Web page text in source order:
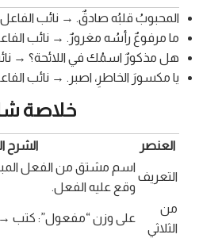
المحبوبُ قلبُه صادقٌ. → نائب الفاعل
ما مرفوعٌ رأسُه مغرورٌ. → نائب
هل مذكورٌ اسمُك في اللائحة؟ →
يا مكسورَ الخاطرِ، اصبر. → نائب
خلاصة
العنصر الشرح
التعريف
اسم مشتق من الفعل
وقع عليه الفعل.
من
الثلاثي
على وزن “مفعول”: كتب